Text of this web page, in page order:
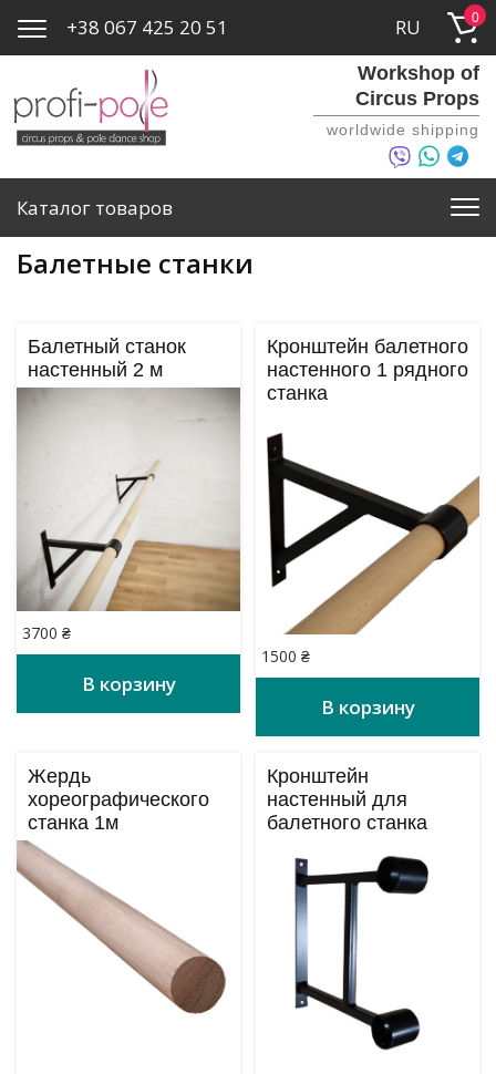
0
RU
+38 067 425 20 51
Workshop of
Circus Props
worldwide shipping
Каталог товаров
Балетные станки
Балетный станок
настенный 2 м
3700 ₴
В корзину
Кронштейн балетного
настенного 1 рядного
станка
1500 ₴
В корзину
Жердь
хореографического
станка 1м
Кронштейн
настенный для
балетного станка